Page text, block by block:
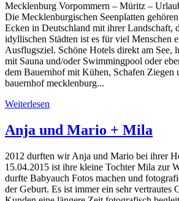
Mecklenburg Vorpommern – Müritz –
Die Mecklenburgischen Seenplatten
Ecken in Deutschland mit ihrer Landschaft,
idyllischen Städten ist es für viel Menschen
Ausflugsziel. Schöne Hotels direkt am See,
mit Sauna und/oder Swimmingpool oder
dem Bauernhof mit Kühen, Schafen Ziegen
bauernhof mecklenburg...
Weiterlesen
Anja und Mario + Mila
2012 durften wir Anja und Mario bei ihrer
15.04.2015 ist ihre kleine Tochter Mila zur
durfte Babyauch Fotos machen und
der Geburt. Es ist immer ein sehr vertrautes